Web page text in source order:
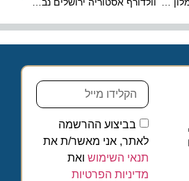
בביצוע ההרשמה
לאתר, אני מאשר/ת את
תנאי השימושואת
מדיניות הפרטיות